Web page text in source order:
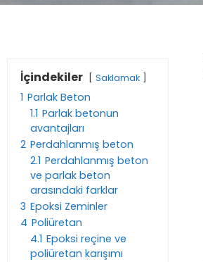
İçindekiler Saklamak
1 Parlak Beton
1.1 Parlak betonun
avantajları
2 Perdahlanmış beton
2.1 Perdahlanmış beton
ve parlak beton
arasındaki farklar
3 Epoksi Zeminler
4 Poliüretan
4.1 Epoksi reçine ve
poliüretan karışımı